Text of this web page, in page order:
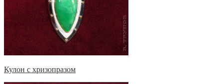
Кулон с хризопразом